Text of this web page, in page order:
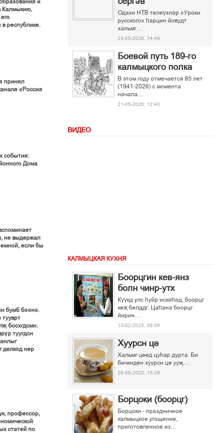
и
Калмыкию,
в республике.
принял
«Россия
события:
Дома
не выдержал
если бы
бумб бәәнә.
босхгдсмн.
туугдсн
делкәд нер
профессор,
статей по
Одахн НТВ телеүзләр «Уроки
русского» һарцин йовудт
хальмг…
23-05-2026, 14:49
Боевой путь 189-го
калмыцкого полка
В этом году отмечается 85 лет
(1941-2026) с момента
начала…
21-05-2026, 12:40
ВИДЕО
КАЛМЫЦКАЯ КУХНЯ
Боорцгин кев-янз
болн чинр-утх
Күүкд улс һуйр искәһәд, боорцг
кеҗ белддг. Цаһана боорцг
йирин…
13-02-2025, 09:00
Хуурсн ці
Хальмг ціід цуєар дурта. Би
бичкндін хуурсн ці ууљ…
26-08-2020, 15:26
Борцоки (боорцг)
Борцоки - праздничное
калмыцкое угощение,
приготовленное из…